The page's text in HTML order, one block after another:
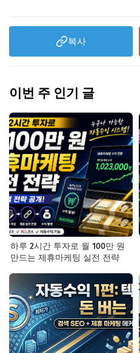
복사
이번 주 인기 글
하루 2시간 투자로 월 100만 원
만드는 제휴마케팅 실전 전략